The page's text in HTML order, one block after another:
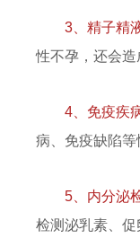
3、精子精
性不孕，还会
4、免疫疾
病、免疫缺陷等
5、内分泌
检测泌乳素、